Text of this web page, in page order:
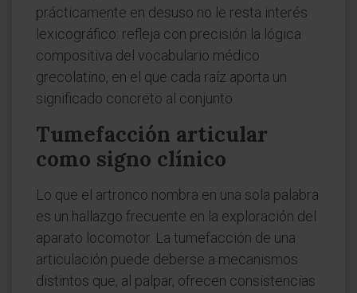
prácticamente en desuso no le resta interés
lexicográfico: refleja con precisión la lógica
compositiva del vocabulario médico
grecolatino, en el que cada raíz aporta un
significado concreto al conjunto.
Tumefacción articular
como signo clínico
Lo que el artronco nombra en una sola palabra
es un hallazgo frecuente en la exploración del
aparato locomotor. La tumefacción de una
articulación puede deberse a mecanismos
distintos que, al palpar, ofrecen consistencias